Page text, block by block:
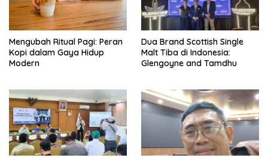
Mengubah Ritual Pagi: Peran
Kopi dalam Gaya Hidup
Modern
Dua Brand Scottish Single
Malt Tiba di Indonesia:
Glengoyne and Tamdhu